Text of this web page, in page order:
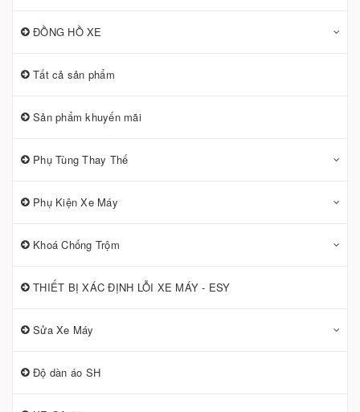
ĐỒNG HỒ XE
Tất cả sản phẩm
Sản phẩm khuyến mãi
Phụ Tùng Thay Thế
Phụ Kiện Xe Máy
Khoá Chống Trộm
THIẾT BỊ XÁC ĐỊNH LỖI XE MÁY - ESY
Sửa Xe Máy
Độ dàn áo SH